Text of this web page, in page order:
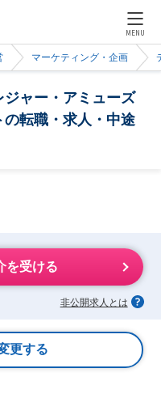
MENU
マーケティング・企画
ャー・アミューズ
転職・求人・中途
を受ける
非公開求人とは
更する